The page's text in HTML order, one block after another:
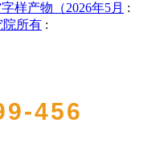
样产物（2026年5月 :
院所有 :
456